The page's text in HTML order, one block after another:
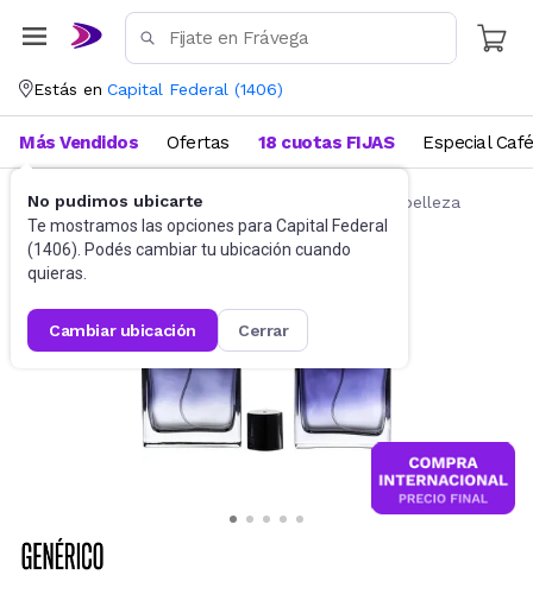
Estás en Capital Federal (1406)
No pudimos ubicarte
Te mostramos las opciones para Capital Federal
(1406). Podés cambiar tu ubicación cuando
quieras.
cambiar ubicación cerrar
Más Vendidos Ofertas 18 cuotas FIJAS Especial Café
Belleza y Cuidado Corporal Accesorios de belleza